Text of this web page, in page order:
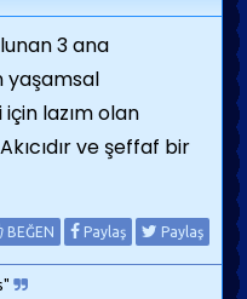
3 ana
yaşamsal
lazım olan
ve şeffaf bir
BEĞEN Paylaş Paylaş